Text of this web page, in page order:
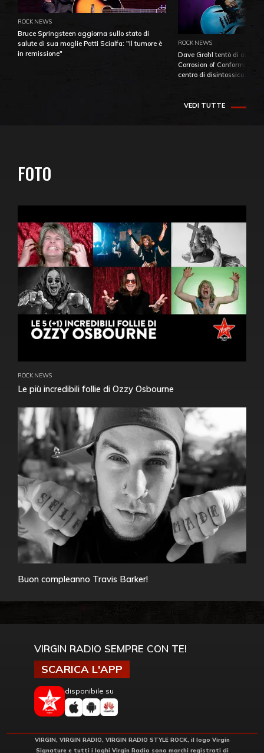
ROCK NEWS
Bruce Springsteen aggiorna sullo stato di
salute di sua moglie Patti Scialfa: "Il tumore è
in remissione"
ROCK NEWS
Dave Grohl tentò di
Corrosion of Conformity
centro di
VEDI TUTTE
FOTO
ROCK NEWS
Le più incredibili follie di Ozzy Osbourne
Buon compleanno Travis Barker!
VIRGIN RADIO SEMPRE CON TE!
SCARICA L'APP
disponibile su
VIRGIN, VIRGIN RADIO, VIRGIN RADIO STYLE ROCK, il logo Virgin
Signature e tutti i loghi Virgin Radio sono marchi registrati di